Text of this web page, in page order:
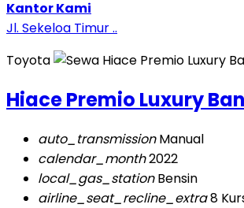
Kantor Kami
Jl. Sekeloa Timur ..
Toyota
Hiace Premio Luxury
auto_transmissionManual
calendar_month2022
local_gas_stationBensin
airline_seat_recline_extra8